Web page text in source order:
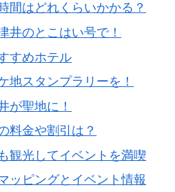
間はどれくらいかかる？
井のとこはい号で！
すめホテル
地スタンプラリーを！
が聖地に！
料金や割引は？
観光してイベントを満喫
ッピングとイベント情報